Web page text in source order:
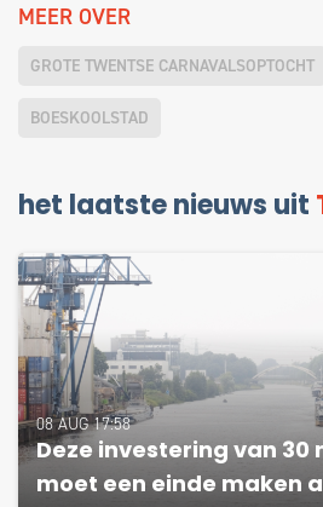
MEER OVER
GROTE TWENTSE CARNAVALSOPTOCHT
BOESKOOLSTAD
het laatste nieuws uit
08 AUG 17:58
Deze investering van 30
moet een einde maken